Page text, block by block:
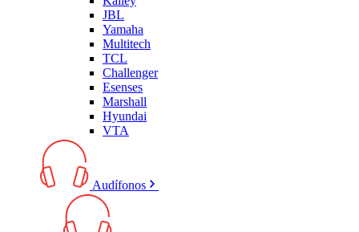
JBL
Yamaha
Multitech
TCL
Challenger
Esenses
Marshall
Hyundai
VTA
Audífonos